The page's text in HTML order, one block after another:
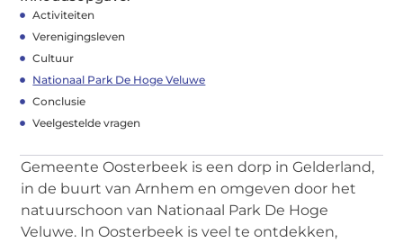
Activiteiten
Verenigingsleven
Cultuur
Nationaal Park De Hoge Veluwe
Conclusie
Veelgestelde vragen
Gemeente Oosterbeek is een dorp in Gelderland,
in de buurt van Arnhem en omgeven door het
natuurschoon van Nationaal Park De Hoge
Veluwe. In Oosterbeek is veel te ontdekken,